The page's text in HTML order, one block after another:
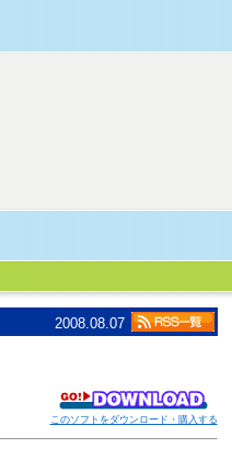
2008.08.07
このソフトをダウンロード・購入する